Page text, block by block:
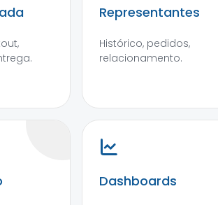
Representantes
Histórico, pedidos,
relacionamento.
Dashboards